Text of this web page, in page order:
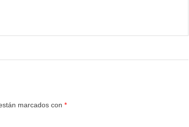
marcados con *